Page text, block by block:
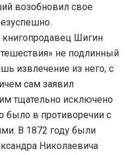
возобновил свое
книгопродавец Шигин
не подлинный
извлечение из него, с
сам заявил
тщательно исключено
было в противоречии с
В 1872 году были
Николаевича